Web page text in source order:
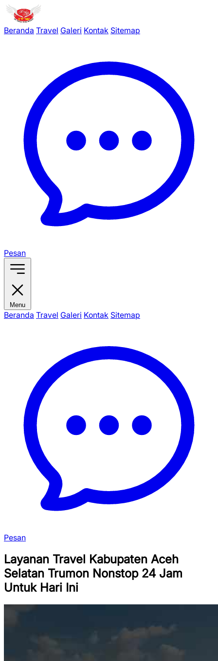
Beranda Travel Galeri Kontak Sitemap
Pesan
Menu
Beranda Travel Galeri Kontak Sitemap
Pesan
Layanan Travel Kabupaten Aceh
Selatan Trumon Nonstop 24 Jam
Untuk Hari Ini